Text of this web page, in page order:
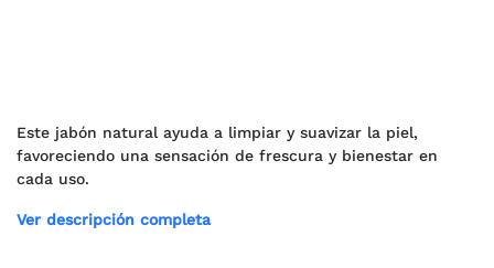
Este jabón natural ayuda a limpiar y suavizar la piel,
favoreciendo una sensación de frescura y bienestar en
cada uso.
Ver descripción completa